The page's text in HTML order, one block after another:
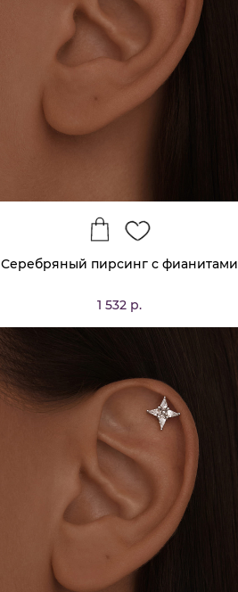
Серебряный пирсинг с фианитами
1 532 р.